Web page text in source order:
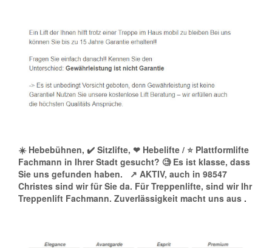
☀️ Hebebühnen, ✔️ Sitzlifte, ❤ Hebelifte / ⭐ Plattformlifte
Fachmann in Ihrer Stadt gesucht? 🧐 Es ist klasse, dass
Sie uns gefunden haben.
↗️ AKTIV, auch in 98547
Christes sind wir für Sie da. Für Treppenlifte, sind wir Ihr
Treppenlift Fachmann. Zuverlässigkeit macht uns aus .